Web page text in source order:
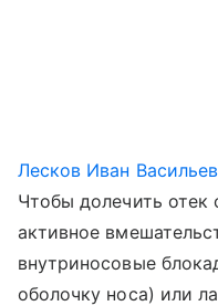
Лесков Иван
Чтобы долечить отек
активное
внутриносовые
оболочку носа) или